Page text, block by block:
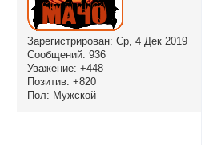
Зарегистрирован: Ср, 4 Дек 2019
Сообщений: 936
Уважение: +448
Позитив: +820
Пол: Мужской